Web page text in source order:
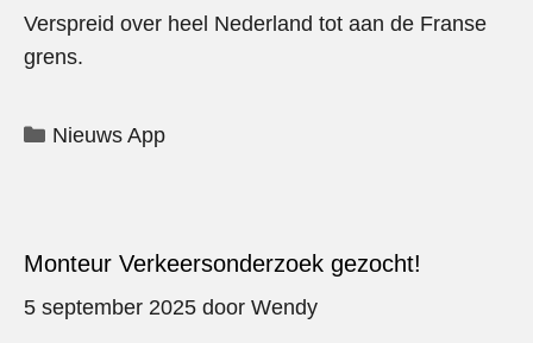
Verspreid over heel Nederland tot aan de Franse
grens.
Categorieën
Nieuws App
Monteur Verkeersonderzoek gezocht!
5 september 2025 door Wendy